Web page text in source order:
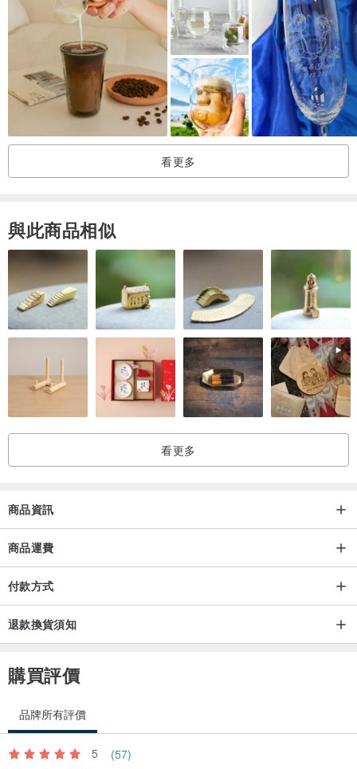
・由於是手工製品，每個作品的表情皆不相同。
可能會有色澤深淺、氣泡、斑點，但這些皆為玻璃製造過程中的正常
現象，不影響使用。
※若有提供色澤深淺的參考圖，請務必確認所有圖片。
・清洗時請避免使用洗碗機等高溫器具，請用柔軟的海綿等輕柔水
・由於玻璃原料的製造過程，尺寸可能會有輕微變動。
・本商店的作品基本上為「單件販售」。為了在一張圖片中展示不同
看更多
與此商品相似
看更多
商品資訊
商品運費
付款方式
退款換貨須知
購買評價
品牌所有評價
5 (57)